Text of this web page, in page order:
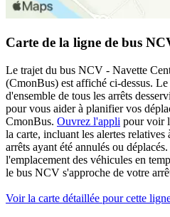
Carte de la ligne de bus
Le trajet du bus NCV - Navette
(CmonBus) est affiché ci-dessus.
d'ensemble de tous les arrêts
pour vous aider à planifier vos
CmonBus. Ouvrez l'appli pour voir
la carte, incluant les alertes relatives
arrêts ayant été annulés ou
l'emplacement des véhicules en
le bus NCV s'approche de votre
Voir la carte détaillée pour cette